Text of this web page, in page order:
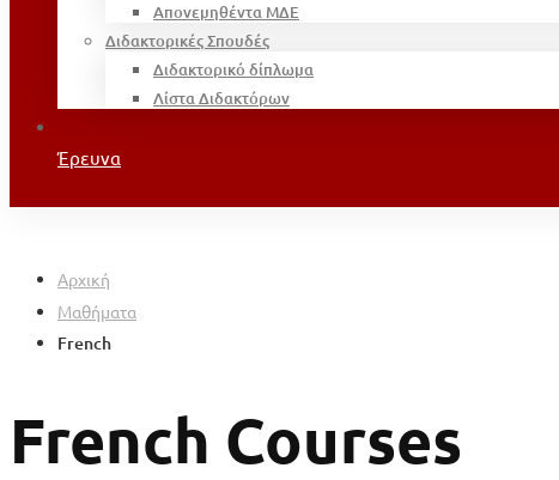
Απονεμηθέντα ΜΔΕ
Διδακτορικές Σπουδές
Διδακτορικό δίπλωμα
Λίστα Διδακτόρων
Έρευνα
Αρχική
Μαθήματα
French
French Courses